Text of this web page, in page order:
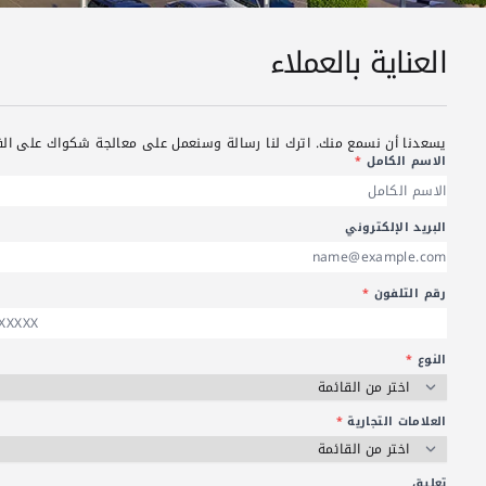
العناية بالعملاء
يسعدنا أن نسمع منك. اترك لنا رسالة وسنعمل على معالجة شكواك على
الاسم الكامل *
البريد الإلكتروني
رقم التلفون *
النوع *
العلامات التجارية*